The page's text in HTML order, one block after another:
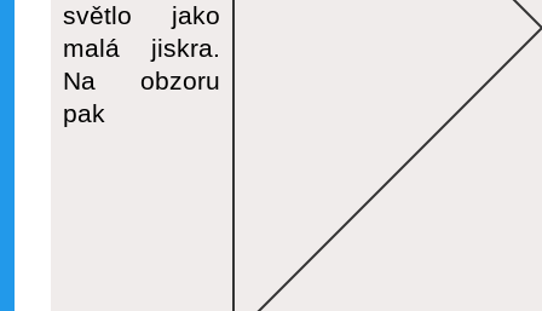
světlo jako
malá jiskra.
Na obzoru
pak